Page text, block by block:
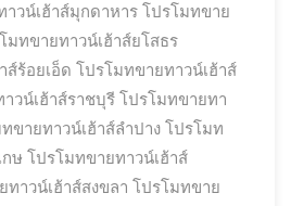
วน์เฮ้าส์มุกดาหาร โปรโมทขาย
มทขายทาวน์เฮ้าส์ยโสธร
ส์ร้อยเอ็ด โปรโมทขายทาวน์เฮ้าส์
วน์เฮ้าส์ราชบุรี โปรโมทขายทา
ขายทาวน์เฮ้าส์ลำปาง โปรโมท
กษ โปรโมทขายทาวน์เฮ้าส์
ทาวน์เฮ้าส์สงขลา โปรโมทขาย